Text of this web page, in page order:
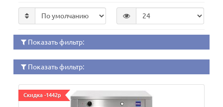
Показать фильтр:
Показать фильтр:
Скидка -1442р